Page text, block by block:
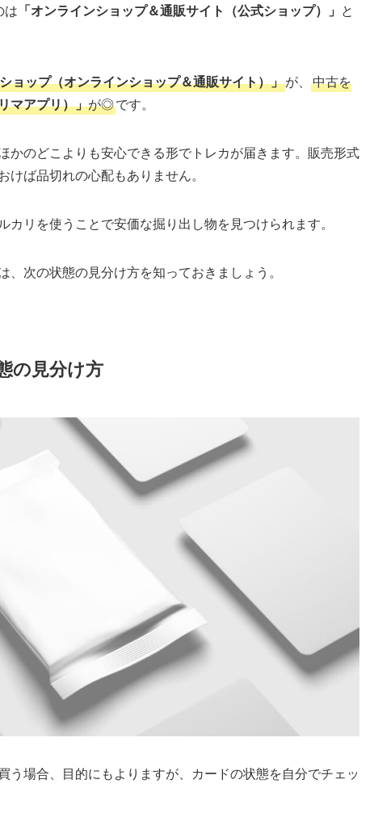
は 「オンラインショップ＆通販サイト（公式ショップ）」 と
ョップ（オンラインショップ＆通販サイト）」が、 中古を
マアプリ）」が◎です。
かのどこよりも安心できる形でトレカが届きます。販売形式
ば品切れの心配もありません。
リを使うことで安価な掘り出し物を見つけられます。
次の状態の見分け方を知っておきましょう。
の見分け方
う場合、目的にもよりますが、カードの状態を自分でチェッ